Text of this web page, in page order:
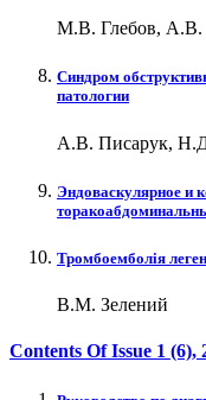
М.В. Глебов, А.В.
Cиндром
патологии
А.В. Писарук,
Эндоваскулярное и
Тромбоемболія
В.М. Зелений
Contents Of Issue 1 (6),